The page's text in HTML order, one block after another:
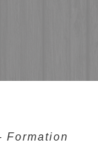
Formation